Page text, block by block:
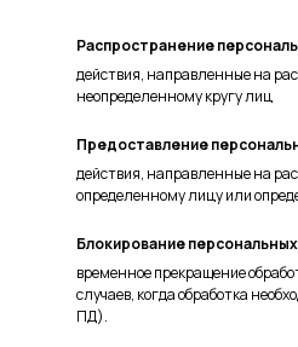
Распространение
действия, направленные на
неопределенному кругу лиц
Предоставление
действия, направленные на
определенному лицу или
Блокирование
временное прекращение
случаев, когда обработка
ПД).